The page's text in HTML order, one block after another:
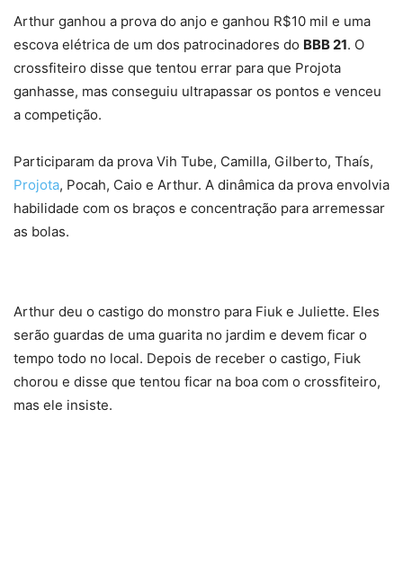
Arthur ganhou a prova do anjo e ganhou R$10 mil e uma
escova elétrica de um dos patrocinadores do BBB 21. O
crossfiteiro disse que tentou errar para que Projota
ganhasse, mas conseguiu ultrapassar os pontos e venceu
a competição.
Participaram da prova Vih Tube, Camilla, Gilberto, Thaís,
Projota, Pocah, Caio e Arthur. A dinâmica da prova envolvia
habilidade com os braços e concentração para arremessar
as bolas.
Arthur deu o castigo do monstro para Fiuk e Juliette. Eles
serão guardas de uma guarita no jardim e devem ficar o
tempo todo no local. Depois de receber o castigo, Fiuk
chorou e disse que tentou ficar na boa com o crossfiteiro,
mas ele insiste.